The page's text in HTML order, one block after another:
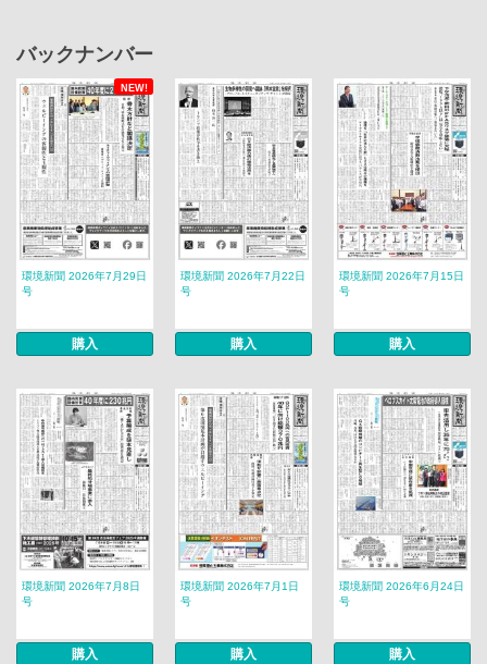
バックナンバー
NEW!
環境新聞 2026年7月29日
号
購入
環境新聞 2026年7月22日
号
購入
環境新聞 2026年7月15日
号
購入
環境新聞 2026年7月8日
号
購入
環境新聞 2026年7月1日
号
購入
環境新聞 2026年6月24日
号
購入